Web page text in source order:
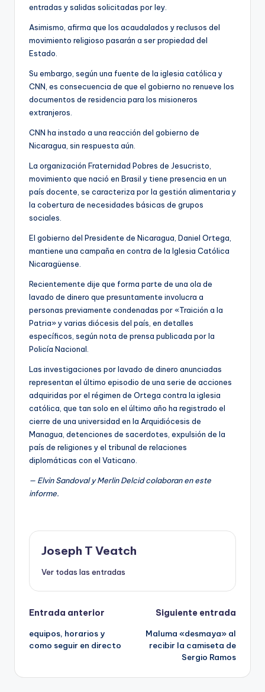
entradas y salidas solicitadas por ley.
Asimismo, afirma que los acaudalados y reclusos del
movimiento religioso pasarán a ser propiedad del
Estado.
Su embargo, según una fuente de la iglesia católica y
CNN, es consecuencia de que el gobierno no renueve los
documentos de residencia para los misioneros
extranjeros.
CNN ha instado a una reacción del gobierno de
Nicaragua, sin respuesta aún.
La organización Fraternidad Pobres de Jesucristo,
movimiento que nació en Brasil y tiene presencia en un
país docente, se caracteriza por la gestión alimentaria y
la cobertura de necesidades básicas de grupos
sociales.
El gobierno del Presidente de Nicaragua, Daniel Ortega,
mantiene una campaña en contra de la Iglesia Católica
Nicaragüense.
Recientemente dije que forma parte de una ola de
lavado de dinero que presuntamente involucra a
personas previamente condenadas por «Traición a la
Patria» y varias diócesis del país, en detalles
específicos, según nota de prensa publicada por la
Policía Nacional.
Las investigaciones por lavado de dinero anunciadas
representan el último episodio de una serie de acciones
adquiridas por el régimen de Ortega contra la iglesia
católica, que tan solo en el último año ha registrado el
cierre de una universidad en la Arquidiócesis de
Managua, detenciones de sacerdotes, expulsión de la
país de religiones y el tribunal de relaciones
diplomáticas con el Vaticano.
— Elvin Sandoval y Merlin Delcid colaboran en este
informe.
Joseph T Veatch
Ver todas las entradas
Navegación
de
Entrada anterior
equipos, horarios y
como seguir en directo
Siguiente entrada
Maluma «desmaya» al
recibir la camiseta de
Sergio Ramos